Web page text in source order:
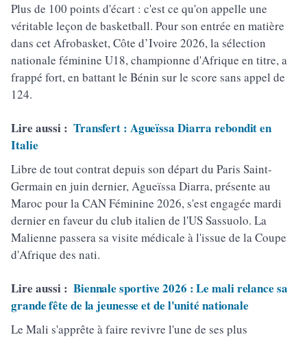
Plus de 100 points d'écart : c'est ce qu'on appelle une
véritable leçon de basketball. Pour son entrée en matière
dans cet Afrobasket, Côte d’Ivoire 2026, la sélection
nationale féminine U18, championne d'Afrique en titre, a
frappé fort, en battant le Bénin sur le score sans appel de
124.
Lire aussi : Transfert : Agueïssa Diarra rebondit en
Italie
Libre de tout contrat depuis son départ du Paris Saint-
Germain en juin dernier, Agueïssa Diarra, présente au
Maroc pour la CAN Féminine 2026, s'est engagée mardi
dernier en faveur du club italien de l'US Sassuolo. La
Malienne passera sa visite médicale à l'issue de la Coupe
d'Afrique des nati.
Lire aussi : Biennale sportive 2026 : Le mali relance sa
grande fête de la jeunesse et de l'unité nationale
Le Mali s'apprête à faire revivre l'une de ses plus